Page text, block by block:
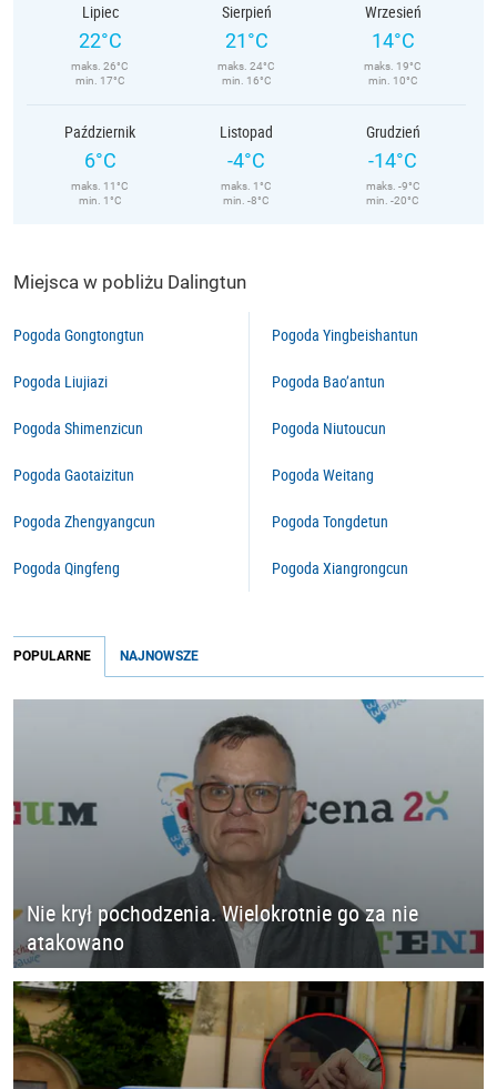
Lipiec
22°C
maks. 26°C
min. 17°C
Sierpień
21°C
maks. 24°C
min. 16°C
Wrzesień
14°C
maks. 19°C
min. 10°C
Październik
6°C
maks. 11°C
min. 1°C
Listopad
-4°C
maks. 1°C
min. -8°C
Grudzień
-14°C
maks. -9°C
min. -20°C
Miejsca w pobliżu Dalingtun
Pogoda Gongtongtun
Pogoda Liujiazi
Pogoda Shimenzicun
Pogoda Gaotaizitun
Pogoda Zhengyangcun
Pogoda Qingfeng
Pogoda Yingbeishantun
Pogoda Bao’antun
Pogoda Niutoucun
Pogoda Weitang
Pogoda Tongdetun
Pogoda Xiangrongcun
POPULARNE NAJNOWSZE
Nie krył pochodzenia. Wielokrotnie go za nie
atakowano